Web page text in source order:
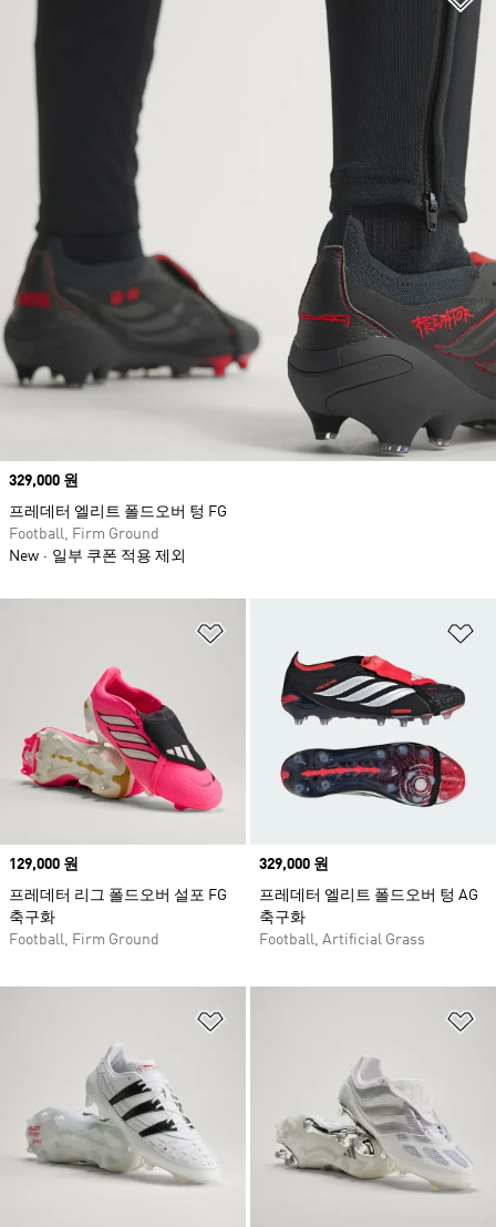
Price
129,000 원
프레데터 리그 폴드오버 설포 FG
축구화
Football, Firm Ground
Price
329,000 원
프레데터 엘리트 폴드오버 텅 AG
축구화
Football, Artificial Grass
Price
329,000 원
프레데터 엘리트 폴드오버 텅 FG
Football, Firm Ground
New
일부 쿠폰 적용 제외